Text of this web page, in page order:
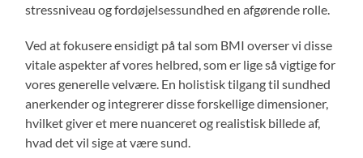
stressniveau og fordøjelsessundhed en afgørende rolle.
Ved at fokusere ensidigt på tal som BMI overser vi disse
vitale aspekter af vores helbred, som er lige så vigtige for
vores generelle velvære. En holistisk tilgang til sundhed
anerkender og integrerer disse forskellige dimensioner,
hvilket giver et mere nuanceret og realistisk billede af,
hvad det vil sige at være sund.